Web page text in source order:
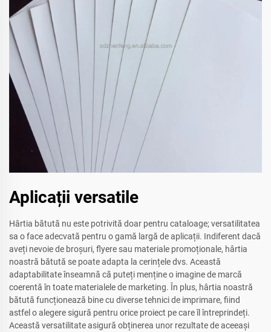
Aplicații versatile
Hârtia bătută nu este potrivită doar pentru cataloage; versatilitatea
sa o face adecvată pentru o gamă largă de aplicații. Indiferent dacă
aveți nevoie de broșuri, flyere sau materiale promoționale, hârtia
noastră bătută se poate adapta la cerințele dvs. Această
adaptabilitate înseamnă că puteți menține o imagine de marcă
coerentă în toate materialele de marketing. În plus, hârtia noastră
bătută funcționează bine cu diverse tehnici de imprimare, fiind
astfel o alegere sigură pentru orice proiect pe care îl întreprindeți.
Această versatilitate asigură obținerea unor rezultate de aceeași